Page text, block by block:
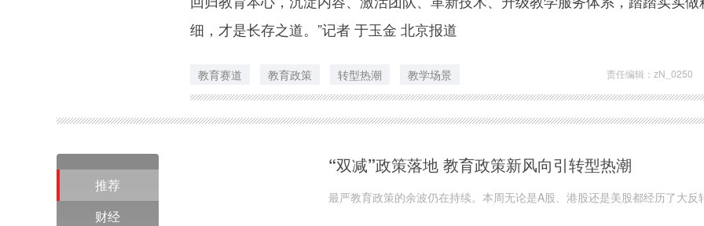
细，才是长存之道。”记者 于玉金 北京报道
教育赛道 教育政策 转型热潮 教学场景 责任编辑：zN_0250
推荐
财经
“双减”政策落地 教育政策新风向引转型热潮
最严教育政策的余波仍在持续。本周无论是A股、港股还是美股都经历了大反